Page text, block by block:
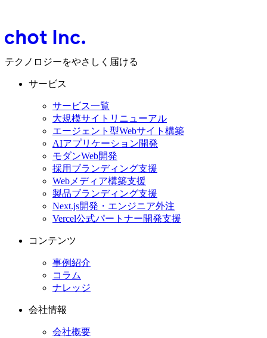
テクノロジーをやさしく届ける
サービス
サービス一覧
大規模サイトリニューアル
エージェント型Webサイト構築
AIアプリケーション開発
モダンWeb開発
採用ブランディング支援
Webメディア構築支援
製品ブランディング支援
Next.js開発・エンジニア外注
Vercel公式パートナー開発支援
コンテンツ
事例紹介
コラム
ナレッジ
会社情報
会社概要